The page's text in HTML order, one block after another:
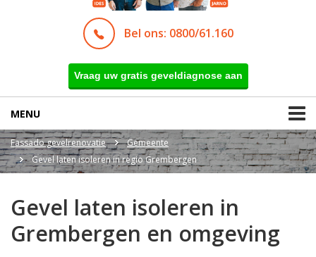
Bel ons: 0800/61.160
Vraag uw gratis geveldiagnose aan
MENU
Fassado gevelrenovatie
Gemeente
Gevel laten isoleren in regio Grembergen
Gevel laten isoleren in
Grembergen en omgeving